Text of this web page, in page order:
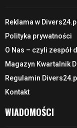
Reklama w Divers24.pl
Polityka prywatności
O Nas – czyli zespół
Magazyn Kwartalnik
Regulamin Divers24.pl
Kontakt
WIADOMOŚCI